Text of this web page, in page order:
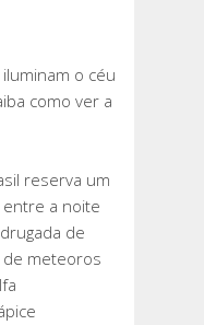
o céu
como ver a
reserva um
a noite
de
de meteoros